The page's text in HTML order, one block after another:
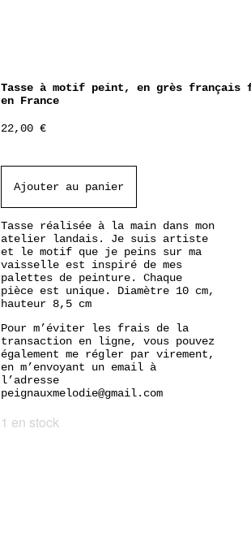
Tasse à motif peint, en grès français
en France
22,00 €
1 en stock
Ajouter au panier
Tasse réalisée à la main dans mon
atelier landais. Je suis artiste
et le motif que je peins sur ma
vaisselle est inspiré de mes
palettes de peinture. Chaque
pièce est unique. Diamètre 10 cm,
hauteur 8,5 cm
Pour m’éviter les frais de la
transaction en ligne, vous pouvez
également me régler par virement,
en m’envoyant un email à
l’adresse
peignauxmelodie@gmail.com